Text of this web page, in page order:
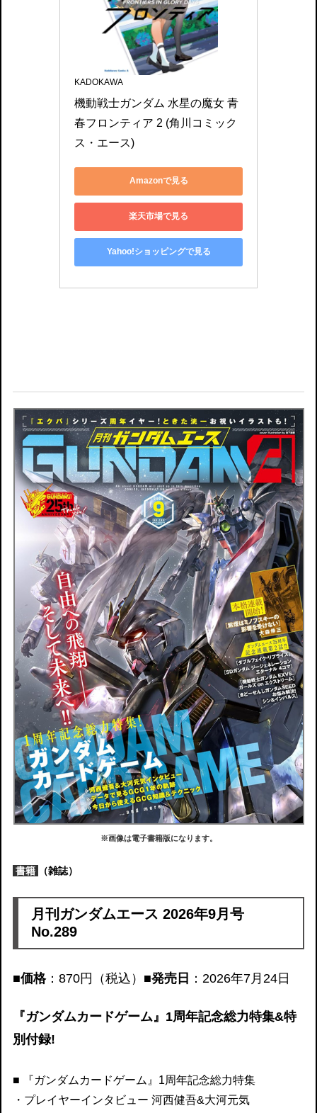
KADOKAWA
機動戦士ガンダム 水星の魔女 青
春フロンティア 2 (角川コミック
ス・エース)
Amazonで見る
楽天市場で見る
Yahoo!ショッピングで見る
※画像は電子書籍版になります。
書籍 （雑誌）
月刊ガンダムエース 2026年9月号
No.289
■価格：870円（税込） ■発売日 ：2026年7 月24日
『ガンダムカードゲーム』1周年記念総力特集&特
別付録!
■ 『ガンダムカードゲーム』1周年記念総力特集
・プレイヤーインタビュー 河西健吾&大河元気